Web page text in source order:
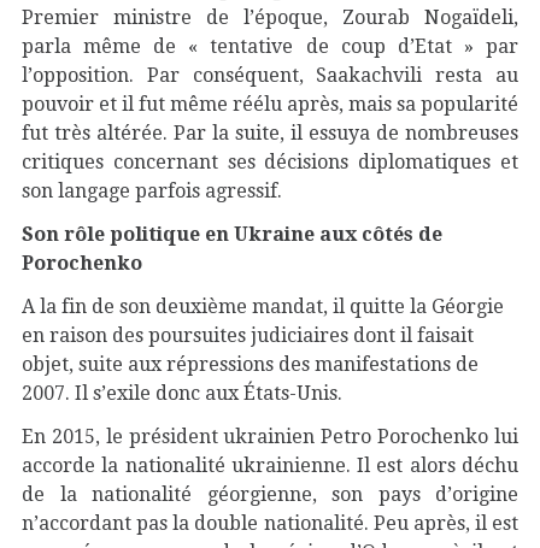
Premier ministre de l’époque, Zourab Nogaïdeli,
parla même de « tentative de coup d’Etat » par
l’opposition. Par conséquent, Saakachvili resta au
pouvoir et il fut même réélu après, mais sa popularité
fut très altérée. Par la suite, il essuya de nombreuses
critiques concernant ses décisions diplomatiques et
son langage parfois agressif.
Son rôle politique en Ukraine aux côtés de
Porochenko
A la fin de son deuxième mandat, il quitte la Géorgie
en raison des poursuites judiciaires dont il faisait
objet, suite aux répressions des manifestations de
2007. Il s’exile donc aux États-Unis.
En 2015, le président ukrainien Petro Porochenko lui
accorde la nationalité ukrainienne. Il est alors déchu
de la nationalité géorgienne, son pays d’origine
n’accordant pas la double nationalité. Peu après, il est